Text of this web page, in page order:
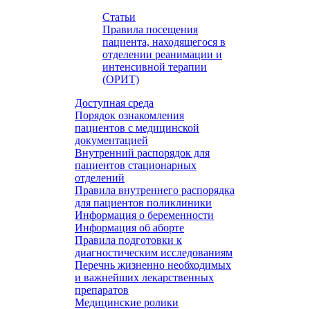
Статьи
Правила посещения
пациента, находящегося в
отделении реанимации и
интенсивной терапии
(ОРИТ)
Доступная среда
Порядок ознакомления
пациентов с медицинской
документацией
Внутренний распорядок для
пациентов стационарных
отделений
Правила внутреннего распорядка
для пациентов поликлиники
Информация о беременности
Информация об аборте
Правила подготовки к
диагностическим исследованиям
Перечнь жизненно необходимых
и важнейших лекарственных
препаратов
Медицинские ролики